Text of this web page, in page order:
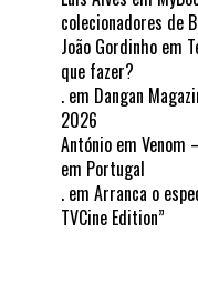
colecionadores de
João Gordinho em
que fazer?
. em Dangan
2026
António em Venom
em Portugal
. em Arranca o
TVCine Edition”